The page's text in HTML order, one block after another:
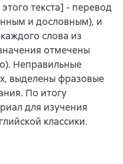
текста] - перевод
и дословным), и
слова из
отмечены
Неправильные
выделены фразовые
По итогу
для изучения
классики.